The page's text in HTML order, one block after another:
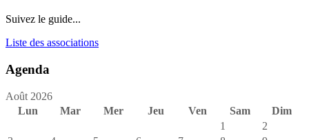
Suivez le guide...
Liste des associations
Agenda
Août 2026
Lun
Mar Mer Jeu Ven Sam
Dim
1
2